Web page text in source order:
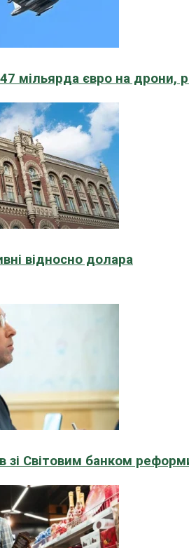
мільярда євро на дрони,
відносно долара
зі Світовим банком